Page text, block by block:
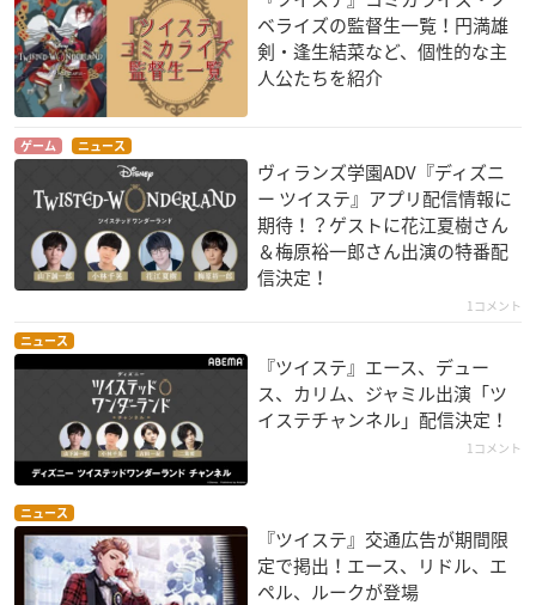
ベライズの監督生一覧！円満雄
剣・逢生結菜など、個性的な主
人公たちを紹介
ゲーム ニュース
ヴィランズ学園ADV『ディズニ
ー ツイステ』アプリ配信情報に
期待！？ゲストに花江夏樹さん
＆梅原裕一郎さん出演の特番配
信決定！
1コメント
ニュース
『ツイステ』エース、デュー
ス、カリム、ジャミル出演「ツ
イステチャンネル」配信決定！
1コメント
ニュース
『ツイステ』交通広告が期間限
定で掲出！エース、リドル、エ
ペル、ルークが登場